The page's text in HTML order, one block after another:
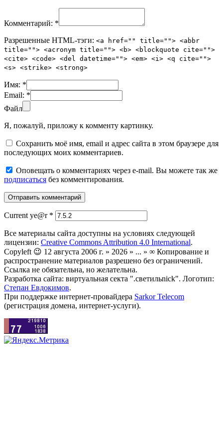
Комментарий: *
Разрешенные HTML-тэги: <a href="" title=""> <abbr
title=""> <acronym title=""> <b> <blockquote cite="">
<cite> <code> <del datetime=""> <em> <i> <q cite="">
<s> <strike> <strong>
Имя: *
Email: *
Файл
Я, пожалуй, приложу к комменту картинку.
Сохранить моё имя, email и адрес сайта в этом браузере для
последующих моих комментариев.
Оповещать о комментариях через e-mail. Вы можете так же
подписаться без комментирования.
Current ye@r *
Все материалы сайта доступны на условиях следующей
лицензии: Creative Commons Attribution 4.0 International.
Copyleft 😉 12 августа 2006 г. » 2026 » ... » ∞ Копирование и
распространение материалов разрешено без ограничений.
Ссылка не обязательна, но желательна.
Разработка сайта: виртуальная секта ".светильnick". Логотип:
Степан Евдокимов.
При поддержке интернет-провайдера Sarkor Telecom
(регистрация домена, интернет-услуги).